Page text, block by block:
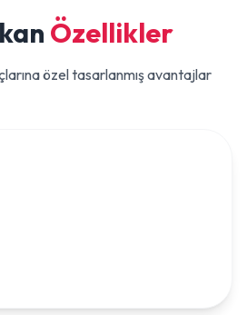
Özellikler
özel tasarlanmış avantajlar